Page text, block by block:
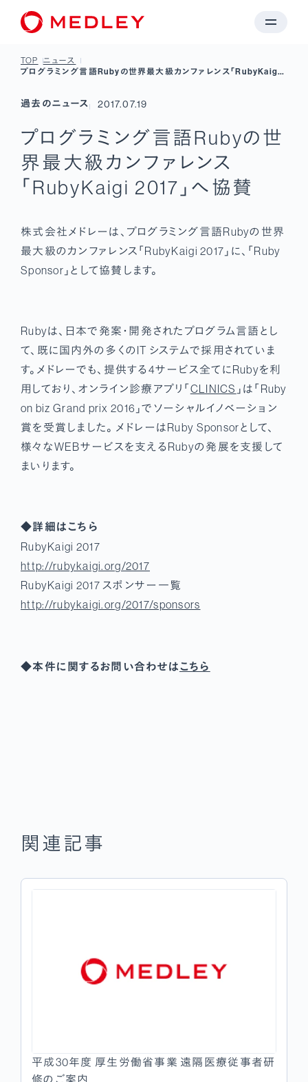
TOP
ニュース
プログラミング言語Rubyの世界最大級カンファレンス「RubyKaigi
過去のニュース 2017.07.19
プログラミング言語Rubyの世
界最大級カンファレンス
「RubyKaigi 2017」へ協賛
株式会社メドレーは、プログラミング言語Rubyの世界
最大級のカンファレンス「RubyKaigi 2017」に、「Ruby
Sponsor」として協賛します。
Rubyは、日本で発案・開発されたプログラム言語とし
て、既に国内外の多くのIT システムで採用されていま
す。メドレーでも、提供する4サービス全てにRubyを利
用しており、オンライン診療アプリ「CLINICS 」は「Ruby
on biz Grand prix 2016」でソーシャルイノベーション
賞を受賞しました。 メドレーはRuby Sponsorとして、
様々なWEBサービスを支えるRubyの発展を支援して
まいります。
◆詳細はこちら
RubyKaigi 2017
http://rubykaigi.org/2017
RubyKaigi 2017 スポンサー一覧
http://rubykaigi.org/2017/sponsors
◆本件に関するお問い合わせはこちら
関連記事
平成30年度 厚生労働省事業 遠隔医療従事者研
修のご案内